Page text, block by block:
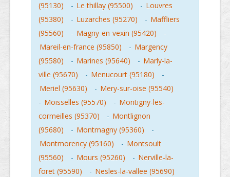
(95130)
- Le thillay (95500) - Louvres
(95380)
- Luzarches (95270) - Maffliers
(95560)
- Magny-en-vexin (95420)
-
Mareil-en-france (95850)
- Margency
(95580)
- Marines (95640) - Marly-la-
ville (95670)
- Menucourt (95180)
-
Meriel (95630)
- Mery-sur-oise (95540)
- Moisselles (95570) - Montigny-les-
cormeilles (95370)
- Montlignon
(95680)
- Montmagny (95360)
-
Montmorency (95160)
- Montsoult
(95560)
- Mours (95260) - Nerville-la-
foret (95590)
- Nesles-la-vallee (95690)